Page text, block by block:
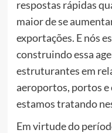
respostas rápidas
maior de se
exportações. E nós
construindo essa
estruturantes em
aeroportos, portos e
estamos tratando
Em virtude do